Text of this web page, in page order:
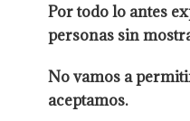
Por todo lo antes
personas sin
No vamos a
aceptamos.